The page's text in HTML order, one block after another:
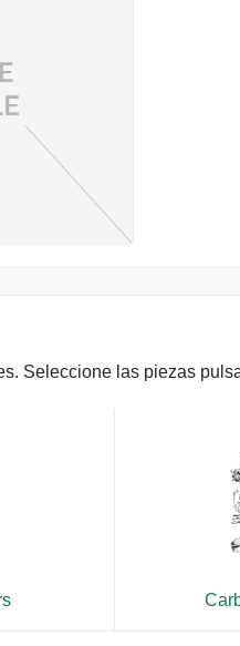
Seleccione las piezas